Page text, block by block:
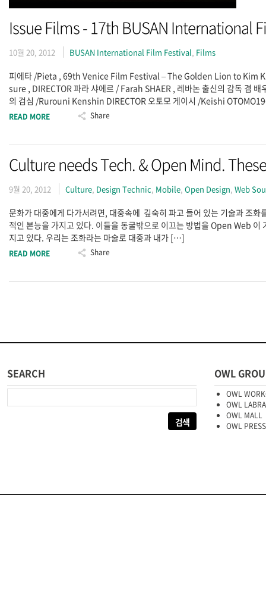
Issue Films - 17th BUSAN International
10월 20, 2012 BUSAN International Film Festival, Films
피에타 /Pieta , 69th Venice Film Fes­ti­val – The Golden Lion to Kim
sure , DIRECTOR 파라 샤에르 / Farah SHAER , 레바논 출신의 감독 겸
의 검심 /Rurouni Ken­shin DIRECTOR 오토모 게이시 /Keishi
READ MORE Share
Culture needs Tech. & Open Mind.
9월 20, 2012 Culture, Design Technic, Mobile, Open Design, Web
문화가 대중에게 다가서려면, 대중속에 깊숙히 파고 들어 있는 기술과 조
적인 본능을 가지고 있다. 이들을 동굴밖으로 이끄는 방법을 Open Web
지고 있다. 우리는 조화라는 마술로 대중과 내가 […]
READ MORE Share
SEARCH OWL
OWL
OWL
OWL MALL
OWL PRESS